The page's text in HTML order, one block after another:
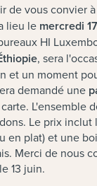
de vous convier
lieu le mercredi
HI
, sera
et un moment
demandé une
L'ensemble
Le prix inclut
en plat) et une
Merci de nous
13 juin.